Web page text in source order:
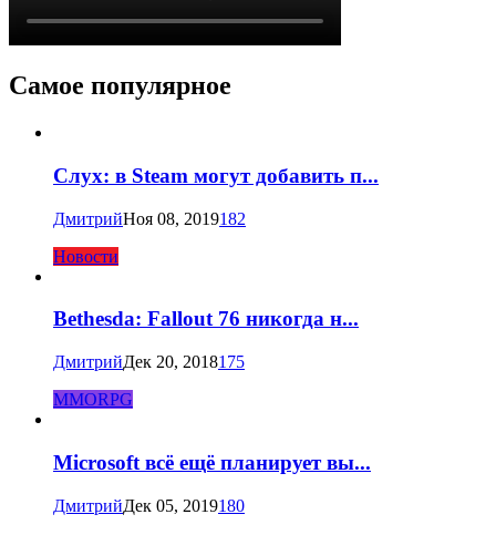
Самое популярное
Слух: в Steam могут добавить п...
ДмитрийНоя 08, 2019182
Новости
Bethesda: Fallout 76 никогда н...
ДмитрийДек 20, 2018175
MMORPG
Microsoft всё ещё планирует вы...
ДмитрийДек 05, 2019180